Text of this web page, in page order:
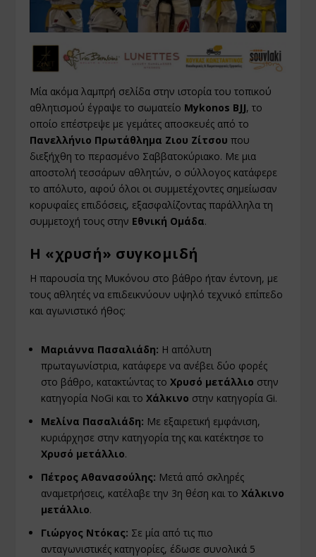
Μία ακόμα λαμπρή σελίδα στην ιστορία του τοπικού
αθλητισμού έγραψε το σωματείο Mykonos BJJ, το
οποίο επέστρεψε με γεμάτες αποσκευές από το
Πανελλήνιο Πρωτάθλημα Ζιου Ζίτσου που
διεξήχθη το περασμένο Σαββατοκύριακο. Με μια
αποστολή τεσσάρων αθλητών, ο σύλλογος κατάφερε
το απόλυτο, αφού όλοι οι συμμετέχοντες σημείωσαν
κορυφαίες επιδόσεις, εξασφαλίζοντας παράλληλα τη
συμμετοχή τους στην Εθνική Ομάδα.
Η «χρυσή» συγκομιδή
Η παρουσία της Μυκόνου στο βάθρο ήταν έντονη, με
τους αθλητές να επιδεικνύουν υψηλό τεχνικό επίπεδο
και αγωνιστικό ήθος:
Μαριάννα Πασαλιάδη: Η απόλυτη
πρωταγωνίστρια, κατάφερε να ανέβει δύο φορές
στο βάθρο, κατακτώντας τοΧρυσό μετάλλιο στην
κατηγορία NoGi και τοΧάλκινο στην κατηγορία Gi.
Μελίνα Πασαλιάδη: Με εξαιρετική εμφάνιση,
κυριάρχησε στην κατηγορία της και κατέκτησε το
Χρυσό μετάλλιο.
Πέτρος Αθανασούλης: Μετά από σκληρές
αναμετρήσεις, κατέλαβε την 3η θέση και τοΧάλκινο
μετάλλιο.
Γιώργος Ντόκας: Σε μία από τις πιο
ανταγωνιστικές κατηγορίες, έδωσε συνολικά 5